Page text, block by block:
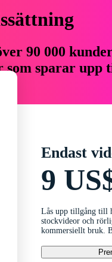
90 000
sparar upp
Endast
9
Lås upp tillgång till
stockvideor och
kommersiellt bruk.